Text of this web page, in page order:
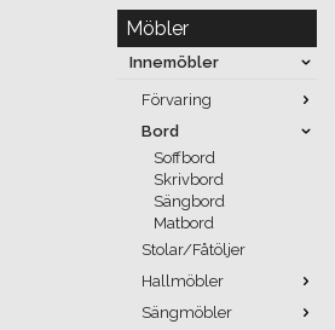
Möbler
Innemöbler
Förvaring
Bord
Soffbord
Skrivbord
Sängbord
Matbord
Stolar/Fåtöljer
Hallmöbler
Sängmöbler